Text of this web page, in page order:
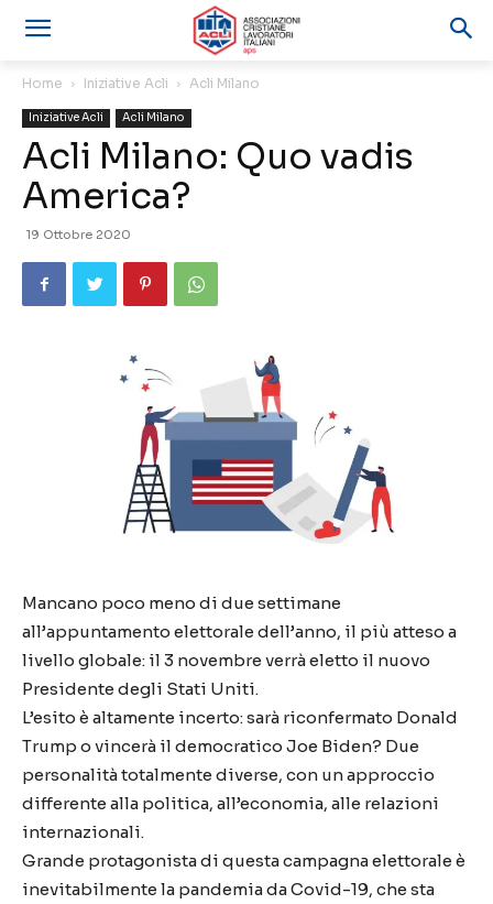
Home Iniziative Acli Acli Milano
Iniziative Acli Acli Milano
Acli Milano: Quo vadis
America?
19 Ottobre 2020
Mancano poco meno di due settimane
all’appuntamento elettorale dell’anno, il più atteso a
livello globale: il 3 novembre verrà eletto il nuovo
Presidente degli Stati Uniti.
L’esito è altamente incerto: sarà riconfermato Donald
Trump o vincerà il democratico Joe Biden? Due
personalità totalmente diverse, con un approccio
differente alla politica, all’economia, alle relazioni
internazionali.
Grande protagonista di questa campagna elettorale è
inevitabilmente la pandemia da Covid-19, che sta